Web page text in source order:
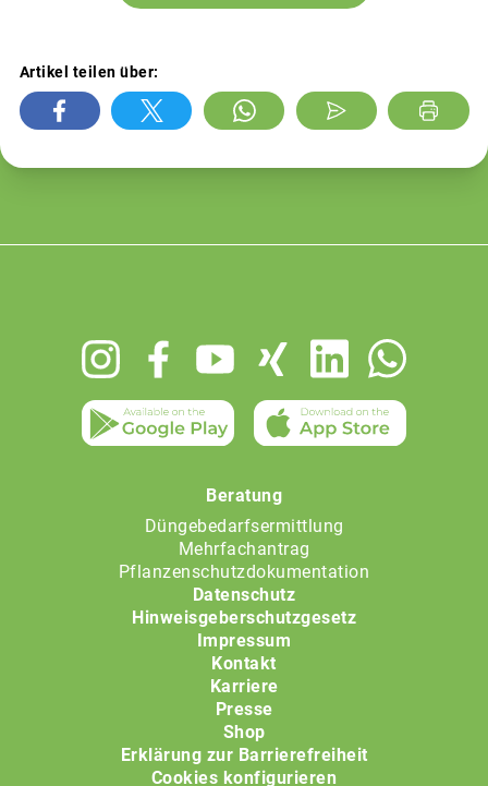
Artikel teilen über:
Beratung
Düngebedarfsermittlung
Mehrfachantrag
Pflanzenschutzdokumentation
Datenschutz
Hinweisgeberschutzgesetz
Impressum
Kontakt
Karriere
Presse
Shop
Erklärung zur Barrierefreiheit
Cookies konfigurieren